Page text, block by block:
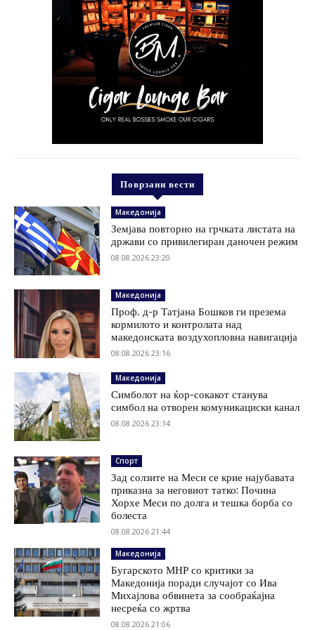
Поврзани вести
Македонија
Земјава повторно на грчката листата на
држави со привилегиран даночен режим
08.08.2026 23:20
Македонија
Проф. д-р Татјана Бошков ги презема
кормилото и контролата над
македонската воздухопловна навигација
08.08.2026 23:16
Македонија
Симболот на ќор-сокакот станува
симбол на отворен комуникациски канал
08.08.2026 23:14
Спорт
Зад солзите на Меси се крие најубавата
приказна за неговиот татко: Почина
Хорхе Меси по долга и тешка борба со
болеста
08.08.2026 21:44
Македонија
Бугарското МНР со критики за
Македонија поради случајот со Ива
Михајлова обвинета за сообраќајна
несреќа со жртва
08.08.2026 21:06